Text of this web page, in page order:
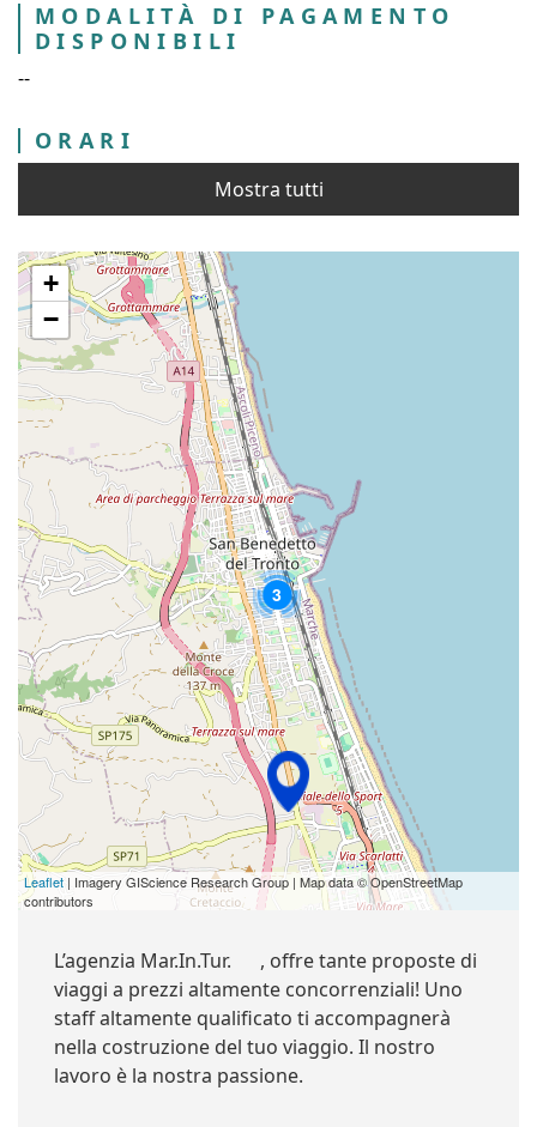
MODALITÀ DI PAGAMENTO
DISPONIBILI
--
ORARI
Mostra tutti
3
+
−
Leaflet | Imagery GIScience Research Group | Map data © OpenStreetMap
contributors
L’agenzia Mar.In.Tur. , offre tante proposte di
viaggi a prezzi altamente concorrenziali! Uno
staff altamente qualificato ti accompagnerà
nella costruzione del tuo viaggio. Il nostro
lavoro è la nostra passione.